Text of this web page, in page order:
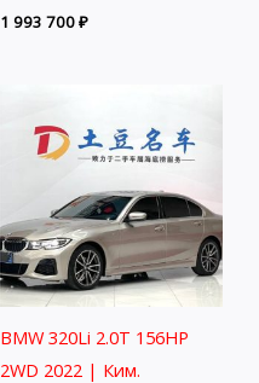
1 993 700₽
BMW 320Li 2.0T 156HP
2WD 2022 | Ким.